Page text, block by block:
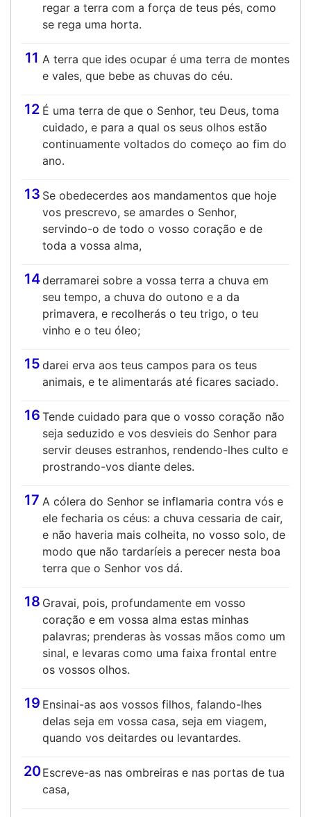
regar a terra com a força de teus pés, como
se rega uma horta.
11 A terra que ides ocupar é uma terra de montes
e vales, que bebe as chuvas do céu.
12 É uma terra de que o Senhor, teu Deus, toma
cuidado, e para a qual os seus olhos estão
continuamente voltados do começo ao fim do
ano.
13 Se obedecerdes aos mandamentos que hoje
vos prescrevo, se amardes o Senhor,
servindo-o de todo o vosso coração e de
toda a vossa alma,
14derramarei sobre a vossa terra a chuva em
seu tempo, a chuva do outono e a da
primavera, e recolherás o teu trigo, o teu
vinho e o teu óleo;
15 darei erva aos teus campos para os teus
animais, e te alimentarás até ficares saciado.
16 Tende cuidado para que o vosso coração não
seja seduzido e vos desvieis do Senhor para
servir deuses estranhos, rendendo-lhes culto e
prostrando-vos diante deles.
17 A cólera do Senhor se inflamaria contra vós e
ele fecharia os céus: a chuva cessaria de cair,
e não haveria mais colheita, no vosso solo, de
modo que não tardaríeis a perecer nesta boa
terra que o Senhor vos dá.
18 Gravai, pois, profundamente em vosso
coração e em vossa alma estas minhas
palavras; prenderas às vossas mãos como um
sinal, e levaras como uma faixa frontal entre
os vossos olhos.
19 Ensinai-as aos vossos filhos, falando-lhes
delas seja em vossa casa, seja em viagem,
quando vos deitardes ou levantardes.
20Escreve-as nas ombreiras e nas portas de tua
casa,